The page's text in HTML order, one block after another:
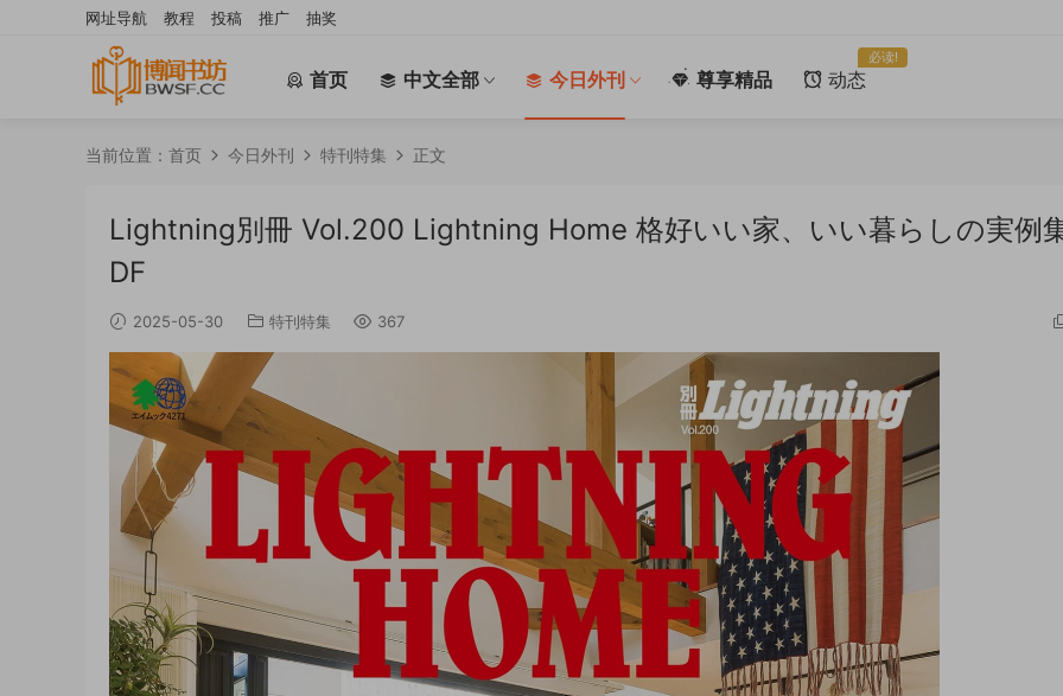
首页 中文全部 今日外刊 尊享精品 动态
必读!
网址导航 教程 投稿 推广 抽奖
当前位置： 首页 今日外刊 特刊特集 正文
Lightning別冊 Vol.200 Lightning Home 格好いい家、いい暮らしの実例
DF
2025-05-30 特刊特集 367